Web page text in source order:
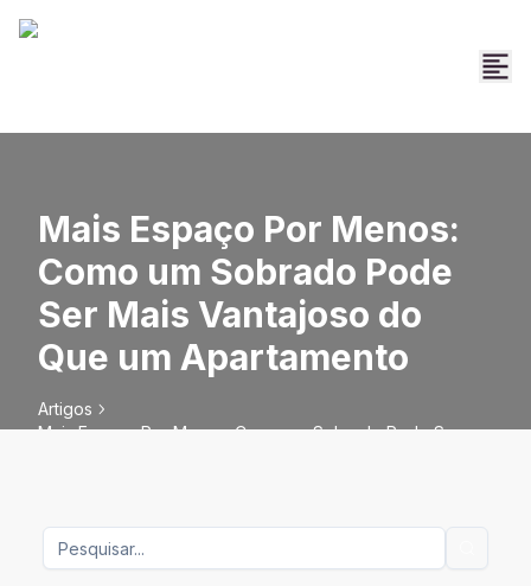
Mais Espaço Por Menos:
Como um Sobrado Pode
Ser Mais Vantajoso do
Que um Apartamento
Artigos
Mais Espaço Por Menos: Como um Sobrado Pode Ser